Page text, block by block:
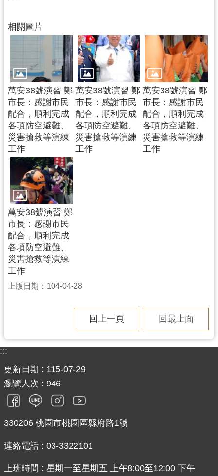
策
安
全
政
策
政
府
網
站
料
開
放
宣
告
相關圖片
萬安38號演習 鄭
市長：感謝市民
配合，順利完成
各項防空避難、
災害搶救等演練
工作
萬安38號演習 鄭
市長：感謝市民
配合，順利完成
各項防空避難、
災害搶救等演練
工作
萬安38號演習 鄭
市長：感謝市民
配合，順利完成
各項防空避難、
災害搶救等演練
工作
萬安38號演習 鄭
市長：感謝市民
配合，順利完成
各項防空避難、
災害搶救等演練
工作
上版日期：104-04-28
回上一頁 回最上面
:::
更新日期
115-07-29
瀏覽人次
946
330206 桃園市桃園區縣府路1號
連絡電話 : 03-3322101
上班時間 : 星期一至星期五 上午8:00至12:00 下午